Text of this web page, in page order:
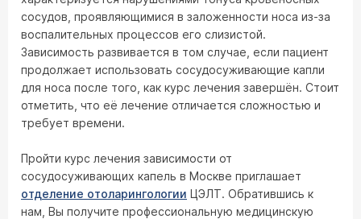
сосудов, проявляющимися в заложенности носа из-за
воспалительных процессов его слизистой.
Зависимость развивается в том случае, если пациент
продолжает использовать сосудосуживающие капли
для носа после того, как курс лечения завершён. Стоит
отметить, что её лечение отличается сложностью и
требует времени.
Пройти курс лечения зависимости от
сосудосуживающих капель в Москве приглашает
отделение отоларингологии ЦЭЛТ. Обратившись к
нам, Вы получите профессиональную медицинскую